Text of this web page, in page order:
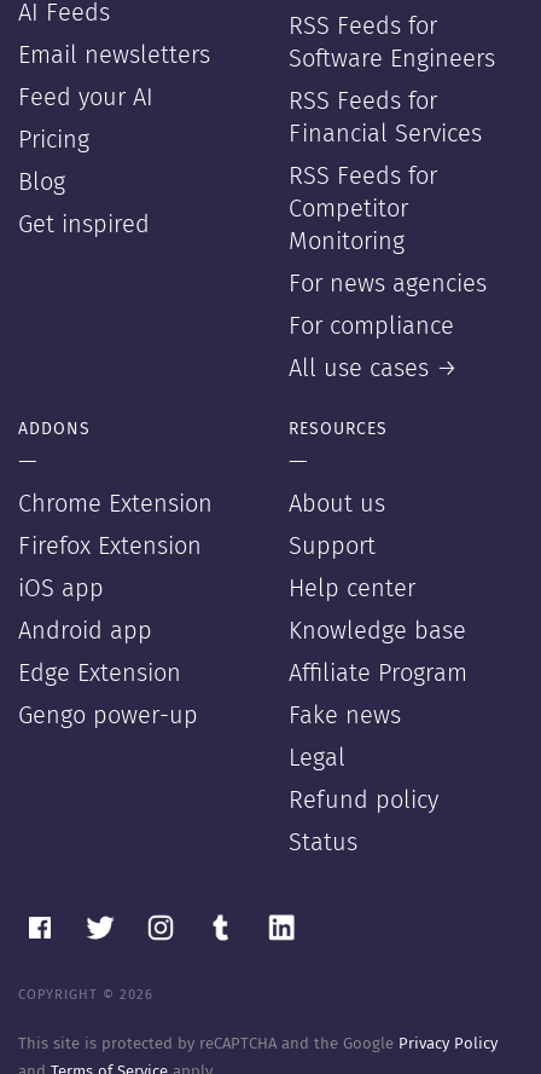
AI Feeds
Email newsletters
Feed your AI
Pricing
Blog
Get inspired
RSS Feeds for
Software Engineers
RSS Feeds for
Financial Services
RSS Feeds for
Competitor
Monitoring
For news agencies
For compliance
All use cases →
ADDONS
—
Chrome Extension
Firefox Extension
iOS app
Android app
Edge Extension
Gengo power-up
RESOURCES
—
About us
Support
Help center
Knowledge base
Affiliate Program
Fake news
Legal
Refund policy
Status
COPYRIGHT © 2026
This site is protected by reCAPTCHA and the Google Privacy Policy